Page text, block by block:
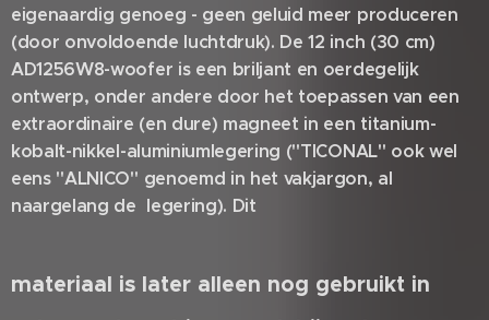
eigenaardig genoeg - geen geluid meer produceren
(door onvoldoende luchtdruk). De 12 inch (30 cm)
AD1256W8-woofer is een briljant en oerdegelijk
ontwerp, onder andere door het toepassen van een
extraordinaire (en dure) magneet in een titanium-
kobalt-nikkel-aluminiumlegering ("TICONAL" ook wel
eens "ALNICO" genoemd in het vakjargon, al
naargelang de legering). Dit
materiaal is later alleen nog gebruikt in